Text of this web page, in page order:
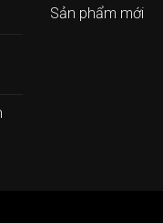
Sản phẩm mới